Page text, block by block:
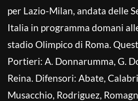
per Lazio-Milan, andata delle
Italia in programma domani
stadio Olimpico di Roma.
Portieri: A. Donnarumma, G.
Reina. Difensori: Abate,
Musacchio, Rodriguez,